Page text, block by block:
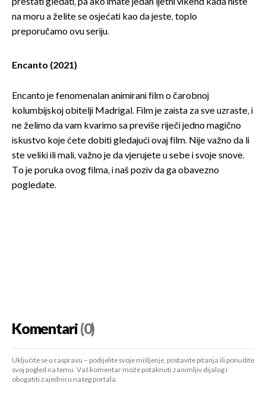
na moru a želite se osjećati kao da jeste, toplo
preporučamo ovu seriju.
Encanto (2021)
Encanto je fenomenalan animirani film o čarobnoj
kolumbijskoj obitelji Madrigal. Film je zaista za sve uzraste, i
ne želimo da vam kvarimo sa previše riječi jedno magično
iskustvo koje ćete dobiti gledajući ovaj film. Nije važno da li
ste veliki ili mali, važno je da vjerujete u sebe i svoje snove.
To je poruka ovog filma, i naš poziv da ga obavezno
pogledate.
Komentari(0)
Uključite se u raspravu – podijelite svoje mišljenje, postavite pitanja ili ponudite
svoj pogled na temu. Vaš komentar može potaknuti zanimljiv dijalog i
obogatiti zajednicu našeg portala.